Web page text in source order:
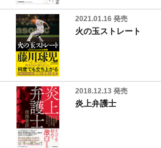
2021.01.16 発売
火の玉ストレート
2018.12.13 発売
炎上弁護士